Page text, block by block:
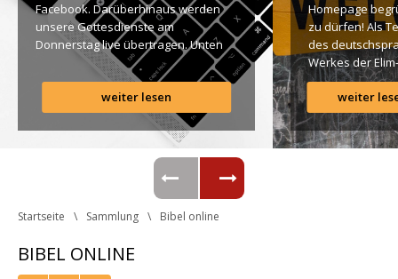
Facebook. Darüberhinaus werden
unsere Gottesdienste am
Donnerstag live übertragen. Unten
findet Ihr dazu alle Links. Gottes
Segen! Live-Übertragung
Gottesdienst: http://ro.elim.at/live
Instagram: http://elim.wien
Facebook:
https://www.facebook.com/elimwien/
Photo by iabzd on Unsplash
weiter lesen
Homepage
zu dürfen! Als
des
Werkes der Elim-
Gemeinde ist
uns ein großes
Anliegen […]
weiter
Startseite Sammlung Bibel online
BIBEL ONLINE